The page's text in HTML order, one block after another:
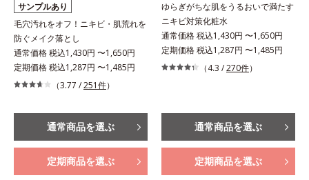
サンプルあり
毛穴汚れをオフ！ニキビ・肌荒れを
防ぐメイク落とし
通常価格 税込1,430円 〜1,650円
定期価格 税込1,287円 〜1,485円
（3.77 /251件）
通常商品を選ぶ
定期商品を選ぶ
ゆらぎがちな肌をうるおいで満たす
ニキビ対策化粧水
通常価格 税込1,430円 〜1,650円
定期価格 税込1,287円 〜1,485円
（4.3 /270件）
通常商品を選ぶ
定期商品を選ぶ